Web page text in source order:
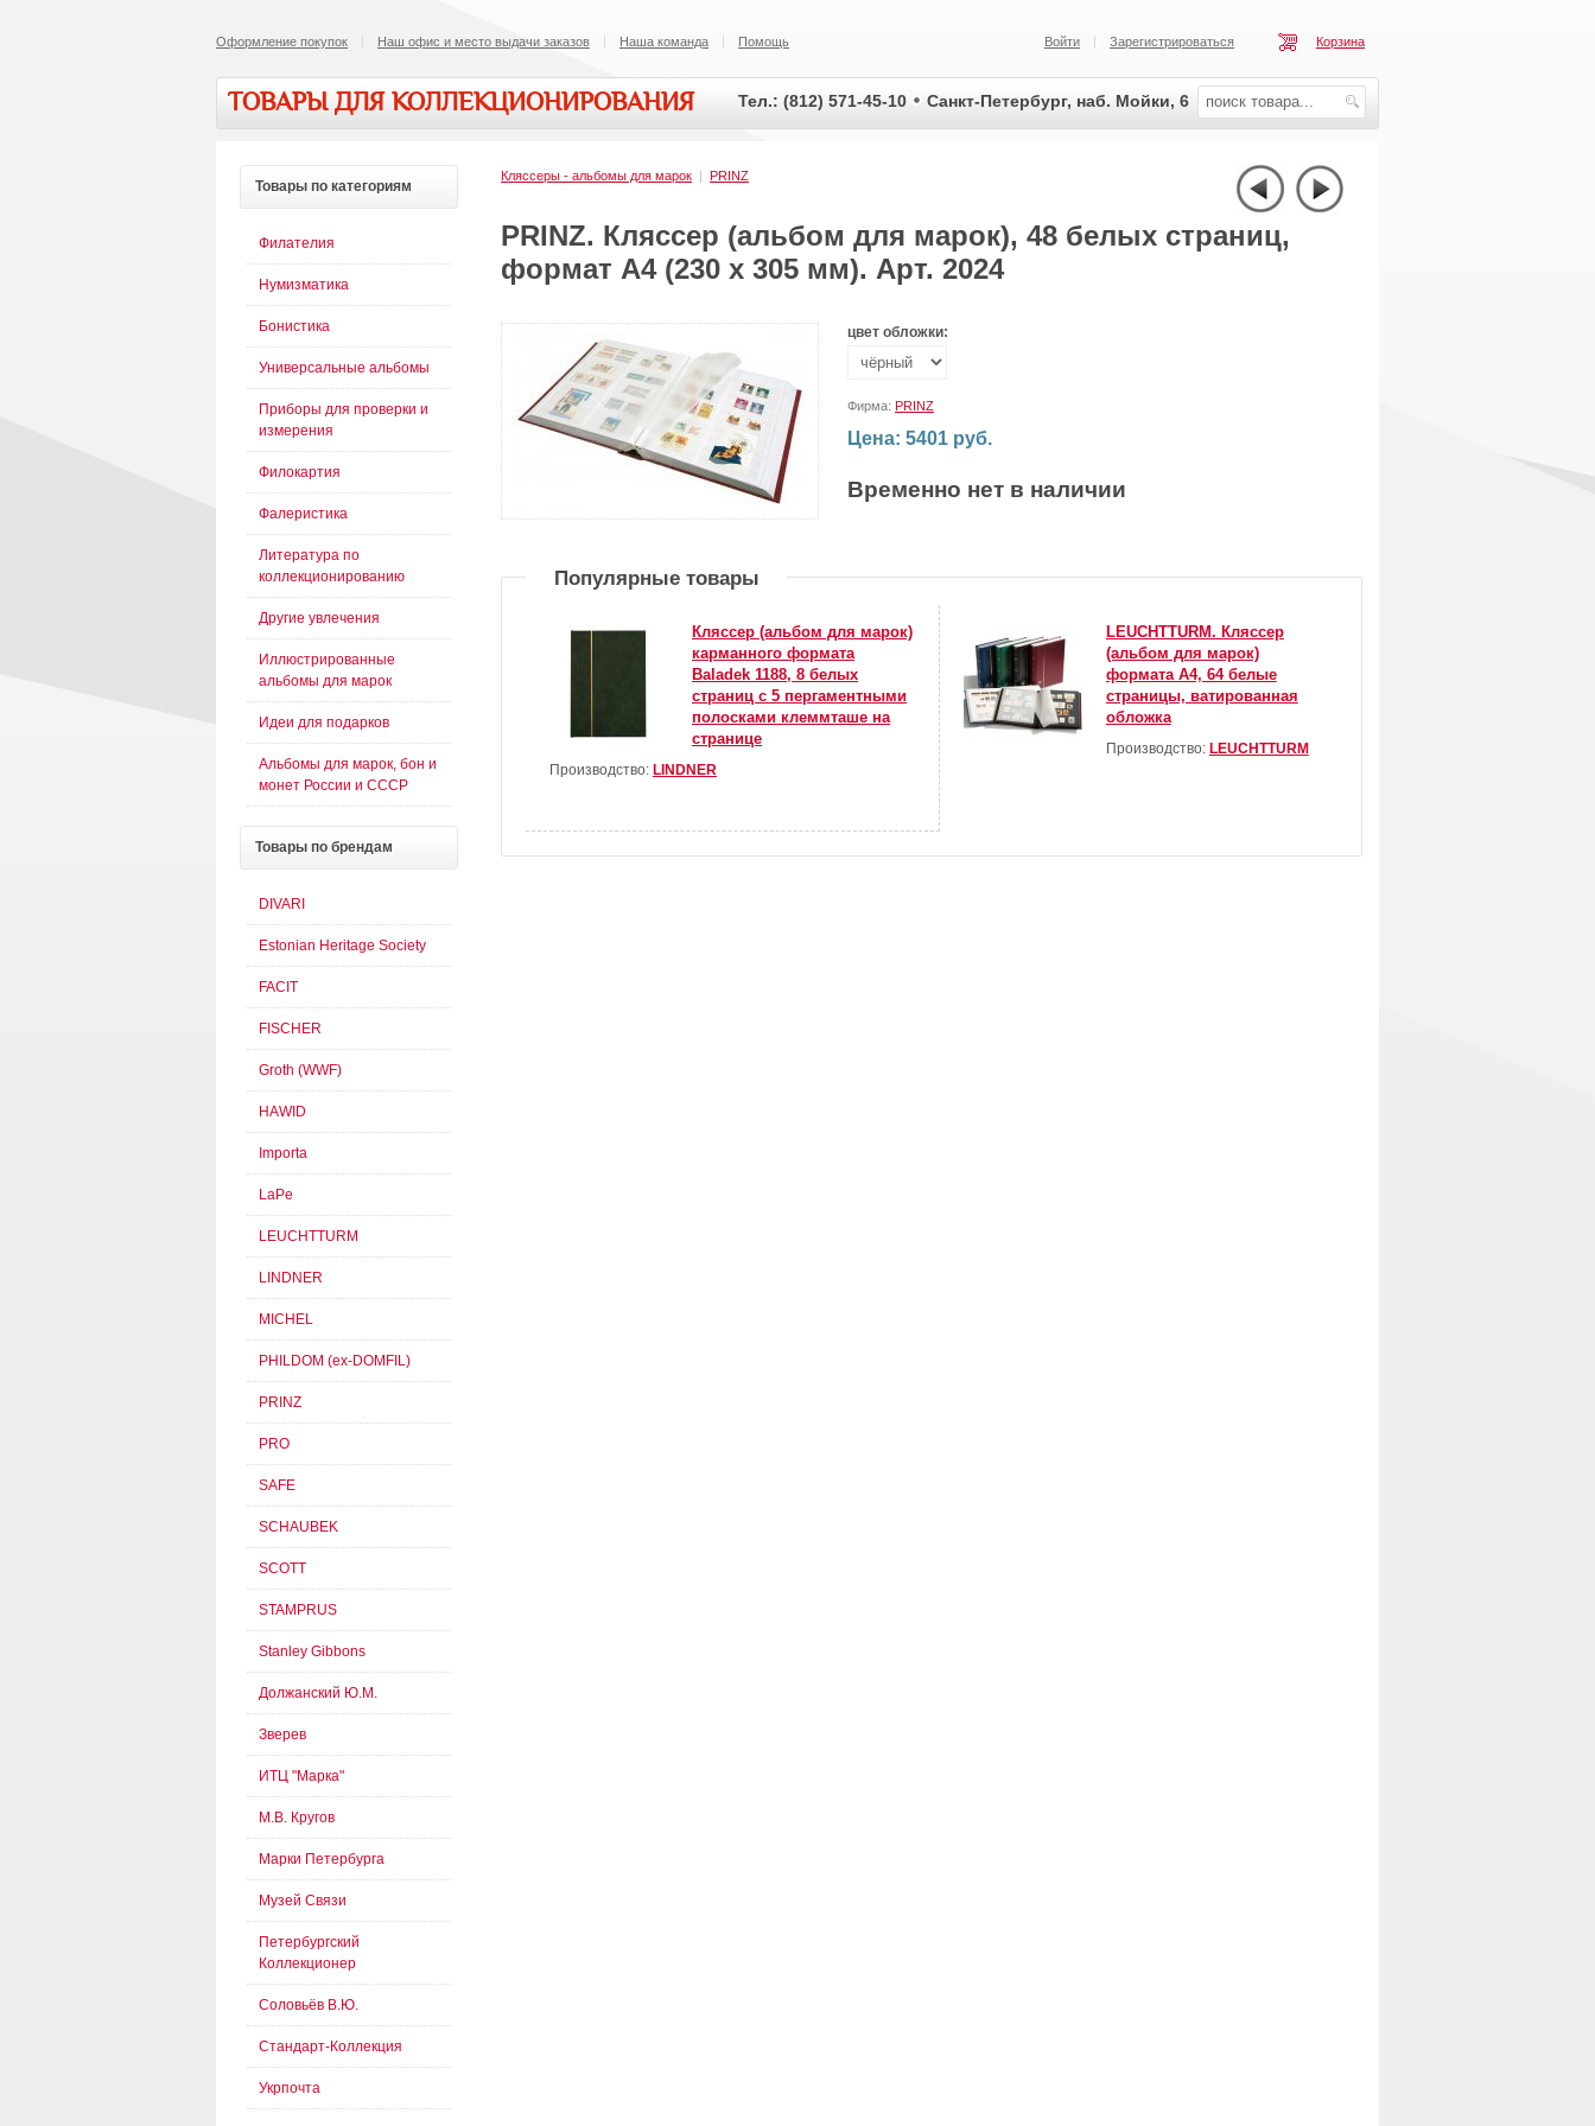
Оформление покупок Наш офис и место выдачи заказов Наша команда Помощь Корзина
Зарегистрироваться
Войти
ТОВАРЫ ДЛЯ КОЛЛЕКЦИОНИРОВАНИЯ Тел.: (812) 571-45-10 Санкт-Петербург, наб. Мойки, 6
Кляссеры - альбомы для марок | PRINZ
PRINZ. Кляссер (альбом для марок), 48 белых страниц,
формат А4 (230 x 305 мм). Арт. 2024
цвет обложки:
Фирма: PRINZ
Цена: 5401 руб.
Временно нет в наличии
Популярные товары
Кляссер (альбом для марок)
карманного формата
Baladek 1188, 8 белых
страниц с 5 пергаментными
полосками клеммташе на
странице
Производство: LINDNER
LEUCHTTURM. Кляссер
(альбом для марок)
формата А4, 64 белые
страницы, ватированная
обложка
Производство: LEUCHTTURM
Товары по категориям
Филателия
Нумизматика
Бонистика
Универсальные альбомы
Приборы для проверки и
измерения
Филокартия
Фалеристика
Литература по
коллекционированию
Другие увлечения
Иллюстрированные
альбомы для марок
Идеи для подарков
Альбомы для марок, бон и
монет России и СССР
Товары по брендам
DIVARI
Estonian Heritage Society
FACIT
FISCHER
Groth (WWF)
HAWID
Importa
LaPe
LEUCHTTURM
LINDNER
MICHEL
PHILDOM (ex-DOMFIL)
PRINZ
PRO
SAFE
SCHAUBEK
SCOTT
STAMPRUS
Stanley Gibbons
Должанский Ю.М.
Зверев
ИТЦ "Марка"
М.В. Кругов
Марки Петербурга
Музей Связи
Петербургский
Коллекционер
Соловьёв В.Ю.
Стандарт-Коллекция
Укрпочта